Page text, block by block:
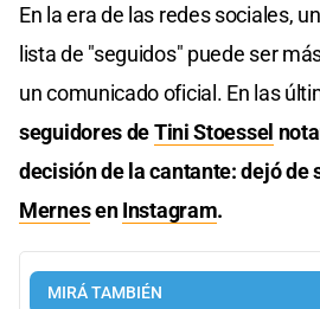
En la era de las redes sociales,
lista de "seguidos" puede ser
un comunicado oficial. En las
seguidores deTini Stoessel
decisión de la cantante: dejó de
MernesenInstagram.
MIRÁ TAMBIÉN